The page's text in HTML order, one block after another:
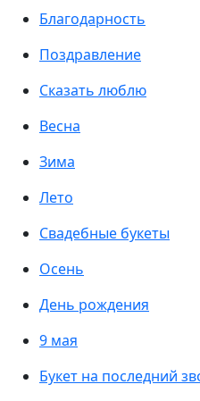
Благодарность
Поздравление
Сказать люблю
Весна
Зима
Лето
Свадебные букеты
Осень
День рождения
9 мая
Букет на последний